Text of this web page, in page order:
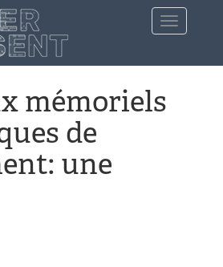
Toggle
navigation
mémoriels
de
une